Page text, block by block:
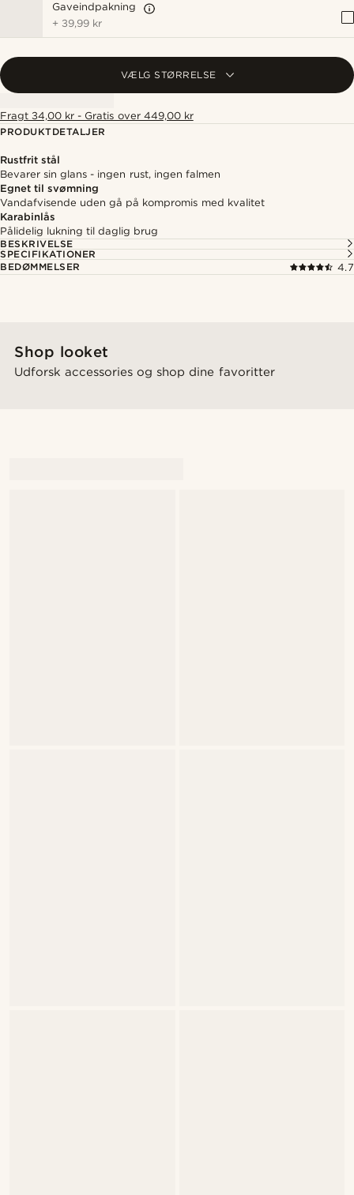
Gaveindpakning
+ 39,99 kr
VÆLG STØRRELSE
Fragt 34,00 kr - Gratis over 449,00 kr
PRODUKTDETALJER
Rustfrit stål
Bevarer sin glans - ingen rust, ingen falmen
Egnet til svømning
Vandafvisende uden gå på kompromis med kvalitet
Karabinlås
Pålidelig lukning til daglig brug
BESKRIVELSE
SPECIFIKATIONER
BEDØMMELSER
4.7
Shop looket
Udforsk accessories og shop dine favoritter